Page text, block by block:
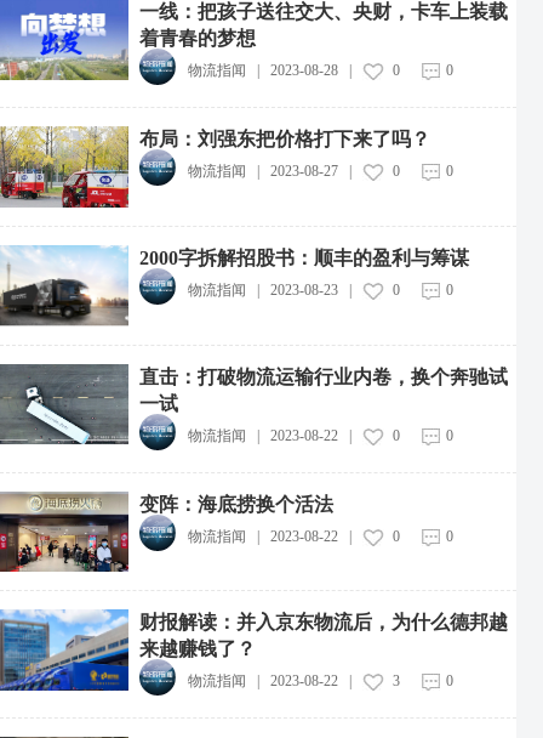
一线：把孩子送往交大、央财，卡车上装载
着青春的梦想
物流指闻 2023-08-28| 0 0
布局：刘强东把价格打下来了吗？
物流指闻 2023-08-27| 0 0
2000字拆解招股书：顺丰的盈利与筹谋
物流指闻 | 2023-08-23| 0 0
直击：打破物流运输行业内卷，换个奔驰试
一试
物流指闻 | 2023-08-22| 0 0
变阵：海底捞换个活法
物流指闻 | 2023-08-22| 0 0
财报解读：并入京东物流后，为什么德邦越
来越赚钱了？
物流指闻 2023-08-22| 3 0